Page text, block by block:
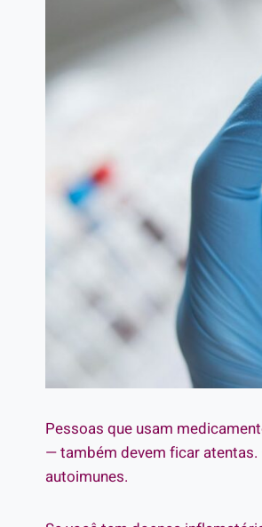
Pessoas que usam
— também devem ficar
autoimunes.